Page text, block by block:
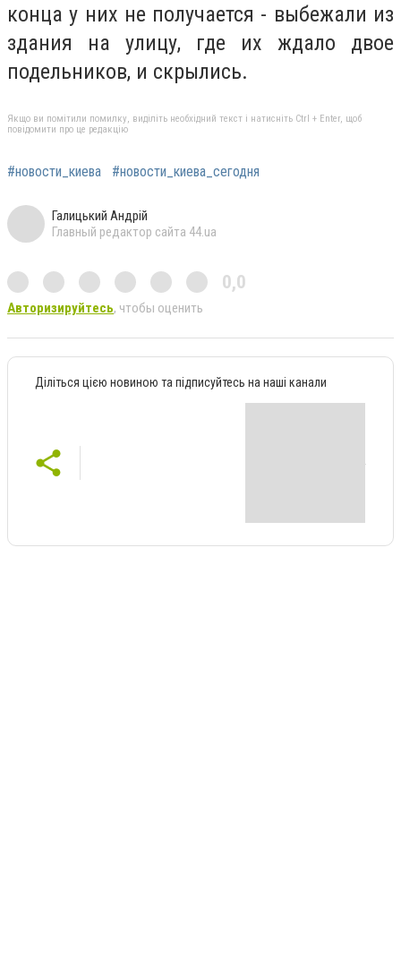
конца у них не получается - выбежали из
здания на улицу, где их ждало двое
подельников, и скрылись.
Якщо ви помітили помилку, виділіть необхідний текст і натисніть Ctrl + Enter, щоб
повідомити про це редакцію
#новости_киева #новости_киева_сегодня
Галицький Андрій
Главный редактор сайта 44.ua
0,0
Авторизируйтесь, чтобы оценить
Діліться цією новиною та підписуйтесь на наші канали